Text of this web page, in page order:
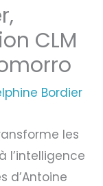
CLM
Bordier
les
l’intelligence
d’Antoine